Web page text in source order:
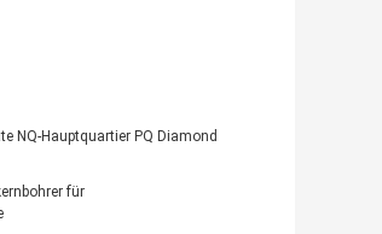
NQ-Hauptquartier PQ Diamond
für